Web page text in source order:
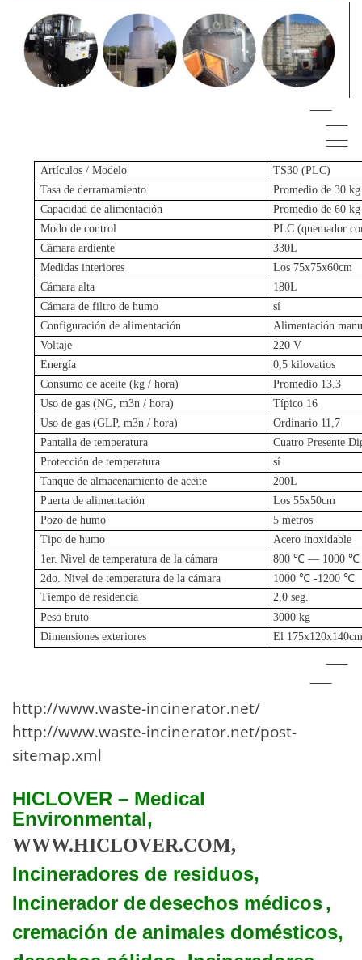
Artículos / Modelo
TS30 (PLC)
Tasa de derramamiento
Promedio de 30
Capacidad de alimentación
Promedio de 60
Modo de control
PLC (quemador
Cámara ardiente
330L
Medidas interiores
Los 75x75x60cm
Cámara alta
180L
Cámara de filtro de humo
sí
Configuración de alimentación
Alimentación
Voltaje
220 V
Energía
0,5 kilovatios
Consumo de aceite (kg / hora)
Promedio 13.3
Uso de gas (NG, m3n / hora)
Típico 16
Uso de gas (GLP, m3n / hora)
Ordinario 11,7
Pantalla de temperatura
Cuatro Presente
Protección de temperatura
sí
Tanque de almacenamiento de aceite
200L
Puerta de alimentación
Los 55x50cm
Pozo de humo
5 metros
Tipo de humo
Acero inoxidable
1er. Nivel de temperatura de la cámara
800 ℃ –– 1000 ℃
2do. Nivel de temperatura de la cámara
1000 ℃ -1200 ℃
Tiempo de residencia
2,0 seg.
Peso bruto
3000 kg
Dimensiones exteriores
El
http://www.waste-incinerator.net/
http://www.waste-incinerator.net/post-
sitemap.xml
HICLOVER – Medical
Environmental,
WWW.HICLOVER.COM,
Incineradores de residuos,
Incinerador dedesechos médicos,
cremación de animales domésticos,